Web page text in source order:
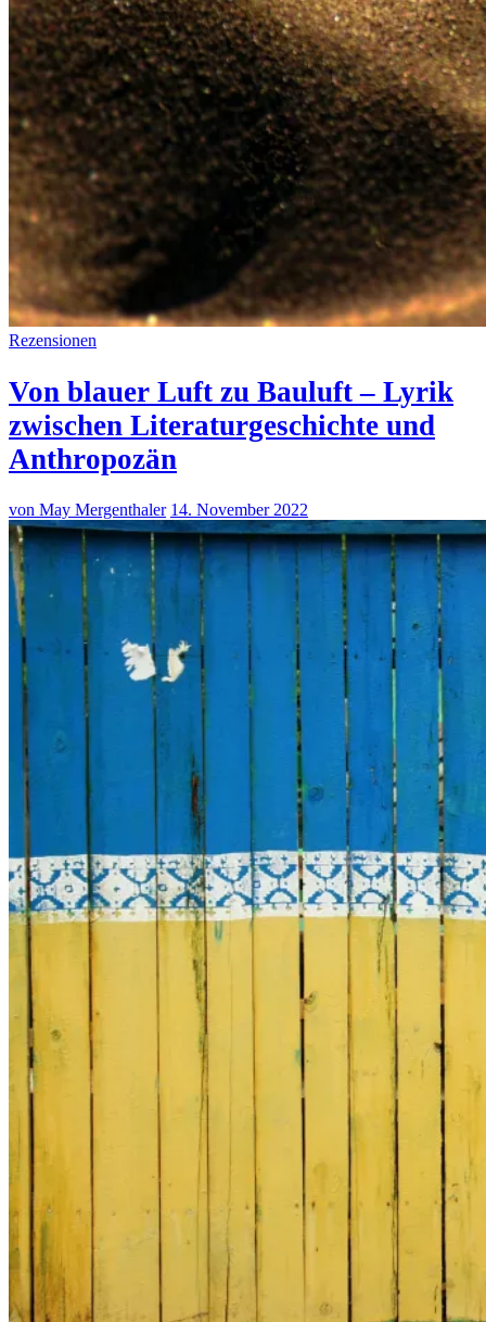
Rezensionen
Von blauer Luft zu Bauluft – Lyrik
zwischen Literaturgeschichte und
Anthropozän
von May Mergenthaler 14. November 2022